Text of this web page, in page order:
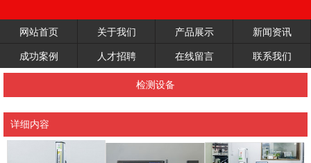
网站首页 关于我们 产品展示
新闻资讯
成功案例
人才招聘 在线留言 联系我们
检测设备
详细内容